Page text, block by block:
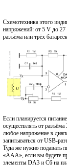
Схемотехника этого
напряжений: от 5 V до
разъёма или трёх
Если планируется
осуществлять от
любое напряжение в
запитываться от USB-
Туда же нужно подавать
«AAA», если вы будете
элементы DA3 и C6 на